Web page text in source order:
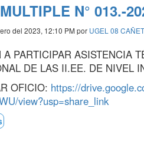
N° 013.-
del 2023, 12:10 PM por UGEL 08
A PARTICIPAR ASISTENCIA
DE LAS II.EE. DE NIVEL
OFICIO: https://
view?usp=share_link